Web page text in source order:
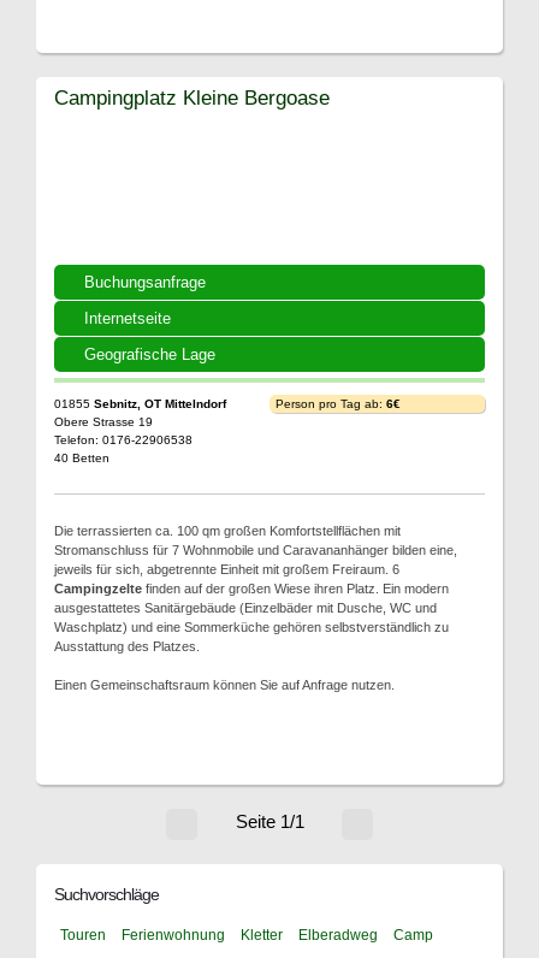
Buchungsanfrage
Internetseite
Geografische Lage
Campingplatz Kleine Bergoase
01855 Sebnitz, OT Mittelndorf
Obere Strasse 19
Telefon: 0176-22906538
40 Betten
Person pro Tag ab: 6€
Die terrassierten ca. 100 qm großen Komfortstellflächen mit
Stromanschluss für 7 Wohnmobile und Caravananhänger bilden eine,
jeweils für sich, abgetrennte Einheit mit großem Freiraum. 6
Campingzelte finden auf der großen Wiese ihren Platz. Ein modern
ausgestattetes Sanitärgebäude (Einzelbäder mit Dusche, WC und
Waschplatz) und eine Sommerküche gehören selbstverständlich zu
Ausstattung des Platzes.
Einen Gemeinschaftsraum können Sie auf Anfrage nutzen.
Seite 1/1
Suchvorschläge
Touren Ferienwohnung Kletter Elberadweg
Camp